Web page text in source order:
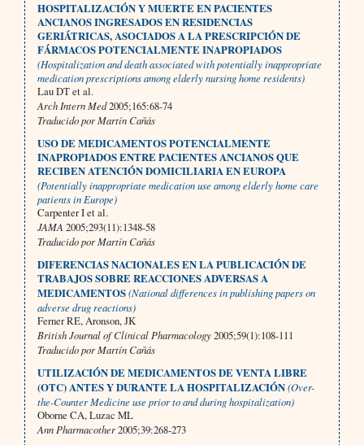
HOSPITALIZACIÓN Y MUERTE EN PACIENTES
ANCIANOS INGRESADOS EN RESIDENCIAS
GERIÁTRICAS, ASOCIADOS A LA PRESCRIPCIÓN DE
FÁRMACOS POTENCIALMENTE INAPROPIADOS
(Hospitalization and death associated with potentially inappropriate
medication prescriptions among elderly nursing home residents)
Lau DT et al.
Arch Intern Med2005;165:68-74
Traducido por Martín Cañás
USO DE MEDICAMENTOS POTENCIALMENTE
INAPROPIADOS ENTRE PACIENTES ANCIANOS QUE
RECIBEN ATENCIÓN DOMICILIARIA EN EUROPA
(Potentially inappropriate medication use among elderly home care
patients in Europe)
Carpenter I et al.
JAMA 2005;293(11):1348-58
Traducido por Martín Cañás
DIFERENCIAS NACIONALES EN LA PUBLICACIÓN DE
TRABAJOS SOBRE REACCIONES ADVERSAS A
MEDICAMENTOS(National differences in publishing papers on
adverse drug reactions)
Ferner RE, Aronson, JK
British Journal of Clinical Pharmacology2005;59(1):108-111
Traducido por Martín Cañás
UTILIZACIÓN DE MEDICAMENTOS DE VENTA LIBRE
(OTC) ANTES Y DURANTE LA HOSPITALIZACIÓN(Over-
the-Counter Medicine use prior to and during hospitalization)
Oborne CA, Luzac ML
Ann Pharmacother2005;39:268-273